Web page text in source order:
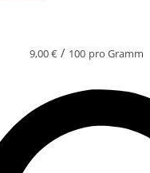
9,00€ / 100 pro Gramm